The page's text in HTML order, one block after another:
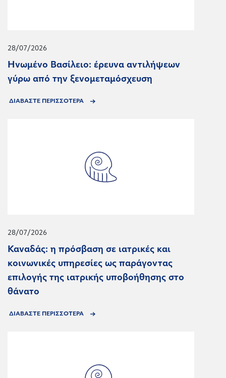
28/07/2026
Ηνωμένο Βασίλειο: έρευνα αντιλήψεων
γύρω από την ξενομεταμόσχευση
ΔΙΑΒΑΣΤΕ ΠΕΡΙΣΣΟΤΕΡΑ
28/07/2026
Καναδάς: η πρόσβαση σε ιατρικές και
κοινωνικές υπηρεσίες ως παράγοντας
επιλογής της ιατρικής υποβοήθησης στο
θάνατο
ΔΙΑΒΑΣΤΕ ΠΕΡΙΣΣΟΤΕΡΑ